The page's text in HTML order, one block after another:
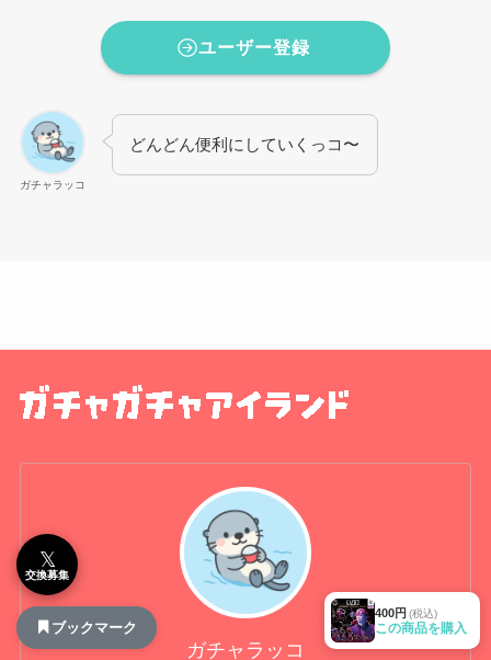
400円 (税込)
この商品を購入
ユーザー登録
ガチャラッコ
どんどん便利にしていくっコ〜
ガチャラッコ
𝕏
交換募集
ブックマーク